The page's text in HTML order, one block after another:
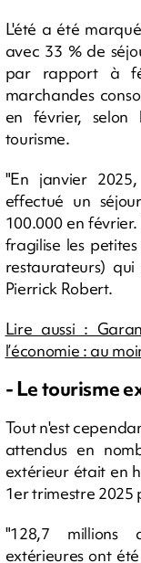
L'été a été
avec 33 % de
par rapport à
marchandes
en février, selon
tourisme.
"En janvier
effectué un
100.000 en
fragilise les
restaurateurs)
Pierrick Robert.
Lire aussi :
l’économie : au
- Le tourisme
Tout n'est
attendus en
extérieur était en
1er trimestre
"128,7 millions
extérieures ont